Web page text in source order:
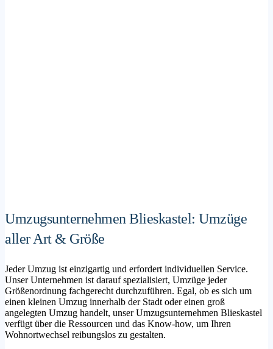
Umzugsunternehmen Blieskastel: Umzüge
aller Art & Größe
Jeder Umzug ist einzigartig und erfordert individuellen Service.
Unser Unternehmen ist darauf spezialisiert, Umzüge jeder
Größenordnung fachgerecht durchzuführen. Egal, ob es sich um
einen kleinen Umzug innerhalb der Stadt oder einen groß
angelegten Umzug handelt, unser Umzugsunternehmen Blieskastel
verfügt über die Ressourcen und das Know-how, um Ihren
Wohnortwechsel reibungslos zu gestalten.